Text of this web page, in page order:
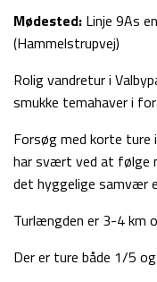
Mødested: Linje 9As
(Hammelstrupvej)
Rolig vandretur i
smukke temahaver i
Forsøg med korte
har svært ved at følge
det hyggelige samvær
Turlængden er 3-4 km
Der er ture både 1/5